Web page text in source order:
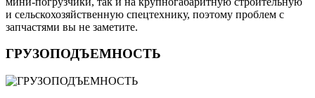
и сельскохозяйственную спецтехнику, поэтому проблем с
запчастями вы не заметите.
ГРУЗОПОДЪЕМНОСТЬ